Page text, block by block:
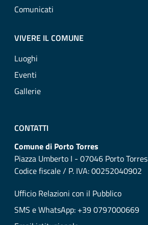
Comunicati
VIVERE IL COMUNE
Luoghi
Eventi
Gallerie
CONTATTI
Comune di Porto Torres
Piazza Umberto I - 07046 Porto Torres
Codice fiscale / P. IVA: 00252040902
Ufficio Relazioni con il Pubblico
SMS e WhatsApp: +39 0797000669